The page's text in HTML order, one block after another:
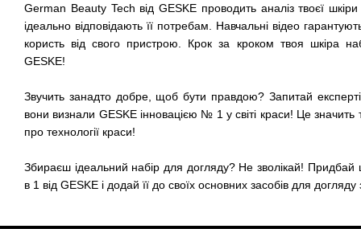
German Beauty Tech від GESKE проводить аналіз твоєї
ідеально відповідають її потребам. Навчальні відео
користь від свого пристрою. Крок за кроком твоя шкіра
GESKE!
Звучить занадто добре, щоб бути правдою? Запитай
вони визнали GESKE інновацією № 1 у світі краси! Це значить
про технології краси!
Збираєш ідеальний набір для догляду? Не зволікай!
в 1 від GESKE і додай її до своїх основних засобів для